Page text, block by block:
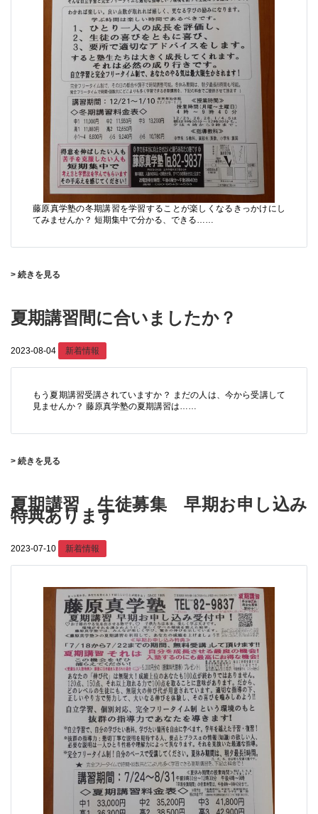
藤原真学塾の冬期講習を学習することが楽しくなるきっかけにし
てみませんか？ 短期集中で分かる、できる……
> 続きを見る
夏期講習間に合いましたか？
2023-08-04 新着情報
もう夏期講習受講されていますか？ まだの人は、今から受講して
見ませんか？ 藤原真学塾の夏期講習は……
> 続きを見る
夏期講習 生徒募集 早期お申し込み
特典あります
2023-07-10 新着情報